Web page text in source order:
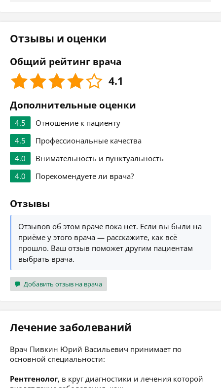
Отзывы и оценки
Общий рейтинг врача
4.1
Дополнительные оценки
4.5
Отношение к пациенту
4.5
Профессиональные качества
4.0
Внимательность и пунктуальность
4.0
Порекомендуете ли врача?
Отзывы
Отзывов об этом враче пока нет. Если вы были на
приёме у этого врача — расскажите, как всё
прошло. Ваш отзыв поможет другим пациентам
выбрать врача.
Добавить отзыв на врача
Лечение заболеваний
Врач Пивкин Юрий Васильевич принимает по
основной специальности:
Рентгенолог, в круг диагностики и лечения которой